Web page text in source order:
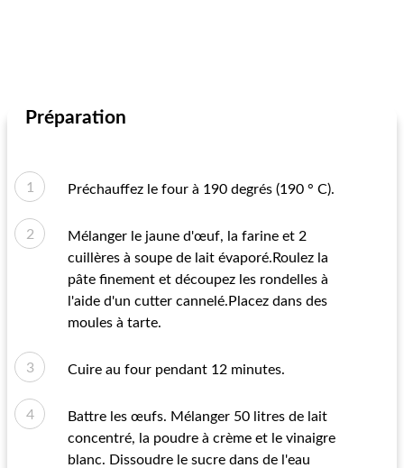
Préparation
Préchauffez le four à 190 degrés (190 ° C).
Mélanger le jaune d'œuf, la farine et 2
cuillères à soupe de lait évaporé.Roulez la
pâte finement et découpez les rondelles à
l'aide d'un cutter cannelé.Placez dans des
moules à tarte.
Cuire au four pendant 12 minutes.
Battre les œufs. Mélanger 50 litres de lait
concentré, la poudre à crème et le vinaigre
blanc. Dissoudre le sucre dans de l'eau